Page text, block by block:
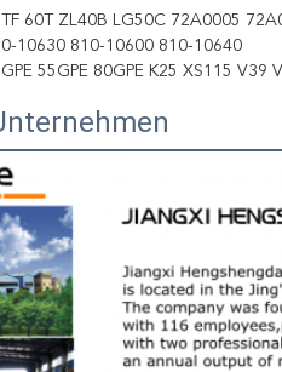
60T ZL40B LG50C 72A0005
10630 810-10600 810-10640
55GPE 80GPE K25 XS115 V39